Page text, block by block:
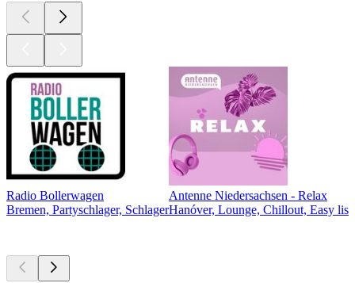
Radio Bollerwagen
Bremen, Partyschlager, Schlager
Antenne Niedersachsen - Relax
Hanóver, Lounge, Chillout, Easy